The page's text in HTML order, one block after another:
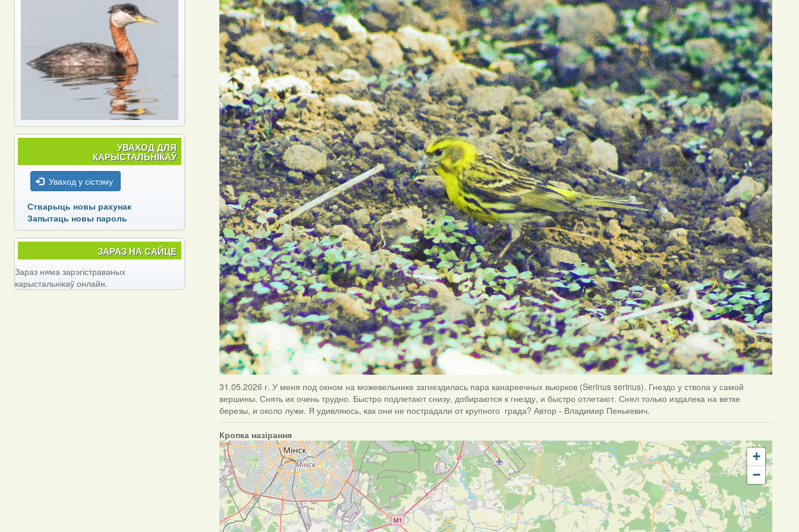
31.05.2026 г. У меня под окном на можевельнике загнездилась пара канареечных вьюрков (Serinus serinus). Гнездо у ствола у самой
вершины. Снять их очень трудно. Быстро подлетают снизу, добираются к гнезду, и быстро отлетают. Снял только издалека на ветке
березы, и около лужи. Я удивляюсь, как они не пострадали от крупного града? Автор - Владимир Пенькевич.
Кропка назірання
+
−
УВАХОД ДЛЯ
КАРЫСТАЛЬНІКАЎ
Уваход у сістэму
Стварыць новы рахунак
Запытаць новы пароль
ЗАРАЗ НА САЙЦЕ
Зараз няма зарэгістраваных
карыстальнікаў онлайн.